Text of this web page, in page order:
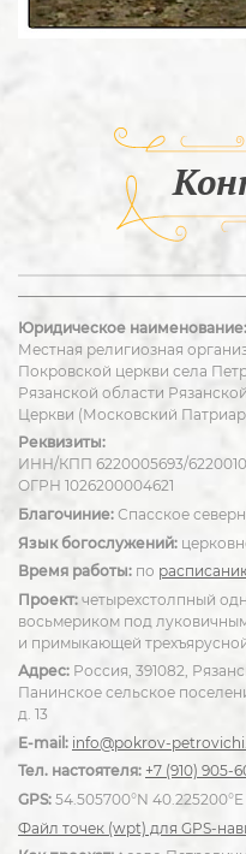
Юридическое наименование:
Местная религиозная
Покровской церкви села
Рязанской области
Церкви (Московский
Реквизиты:
ИНН/КПП 6220005693/
ОГРН 1026200004621
Благочиние: Спасское
Язык богослужений:
Время работы: по
Проект: четырехстолпный
восьмериком под
и примыкающей
Адрес: Россия, 391082,
Панинское сельское
д. 13
E-mail: info@pokrov-
Тел. настоятеля: +7 (910) 905-
GPS: 54.505700°N 40.225200°E
Файл точек (wpt) для GPS-